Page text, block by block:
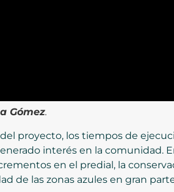
Gómez.
proyecto, los tiempos de
interés en la comunidad.
en el predial, la
de las zonas azules en gran